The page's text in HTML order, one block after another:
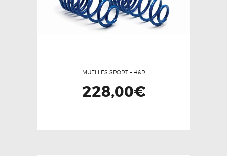
MUELLES SPORT – H&R
228,00€